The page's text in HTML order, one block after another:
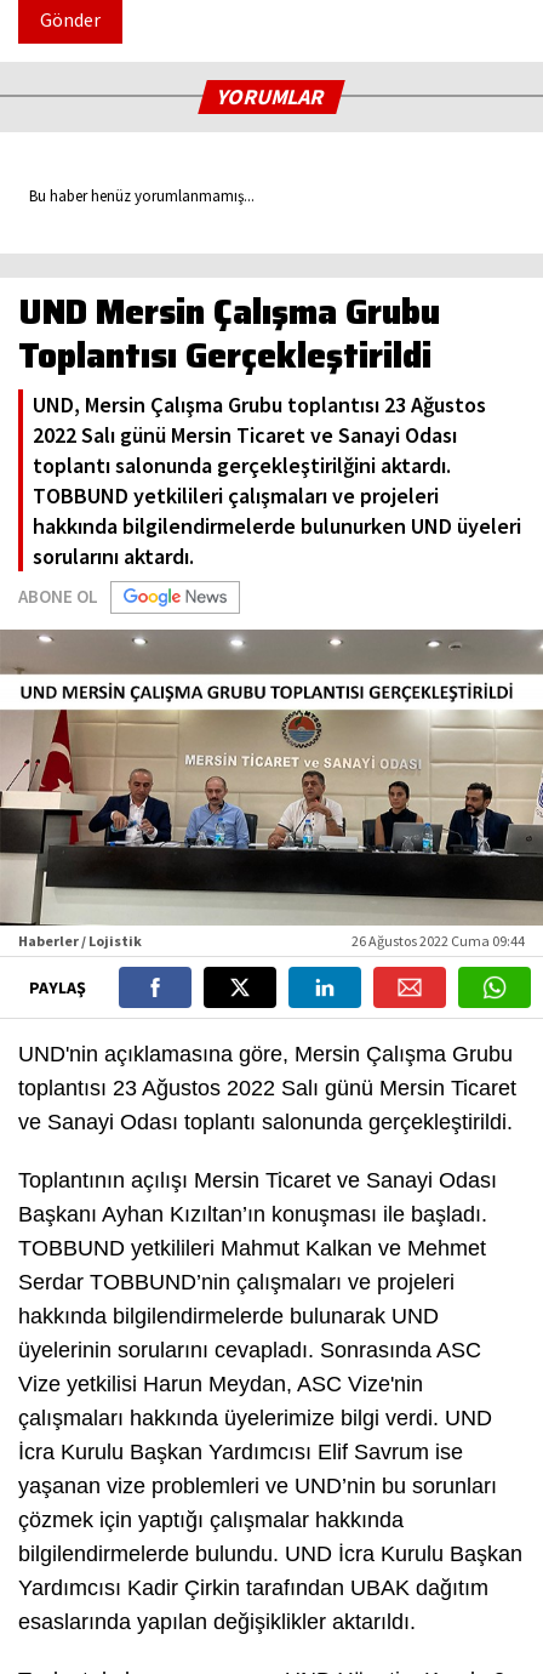
Gönder
YORUMLAR
Bu haber henüz yorumlanmamış...
UND Mersin Çalışma Grubu
Toplantısı Gerçekleştirildi
UND, Mersin Çalışma Grubu toplantısı 23 Ağustos
2022 Salı günü Mersin Ticaret ve Sanayi Odası
toplantı salonunda gerçekleştirilğini aktardı.
TOBBUND yetkilileri çalışmaları ve projeleri
hakkında bilgilendirmelerde bulunurken UND üyeleri
sorularını aktardı.
ABONE OL
Haberler / Lojistik 26 Ağustos 2022 Cuma 09:44
PAYLAŞ
UND'nin açıklamasına göre, Mersin Çalışma Grubu
toplantısı 23 Ağustos 2022 Salı günü Mersin Ticaret
ve Sanayi Odası toplantı salonunda gerçekleştirildi.
Toplantının açılışı Mersin Ticaret ve Sanayi Odası
Başkanı Ayhan Kızıltan’ın konuşması ile başladı.
TOBBUND yetkilileri Mahmut Kalkan ve Mehmet
Serdar TOBBUND’nin çalışmaları ve projeleri
hakkında bilgilendirmelerde bulunarak UND
üyelerinin sorularını cevapladı. Sonrasında ASC
Vize yetkilisi Harun Meydan, ASC Vize'nin
çalışmaları hakkında üyelerimize bilgi verdi. UND
İcra Kurulu Başkan Yardımcısı Elif Savrum ise
yaşanan vize problemleri ve UND’nin bu sorunları
çözmek için yaptığı çalışmalar hakkında
bilgilendirmelerde bulundu. UND İcra Kurulu Başkan
Yardımcısı Kadir Çirkin tarafından UBAK dağıtım
esaslarında yapılan değişiklikler aktarıldı.